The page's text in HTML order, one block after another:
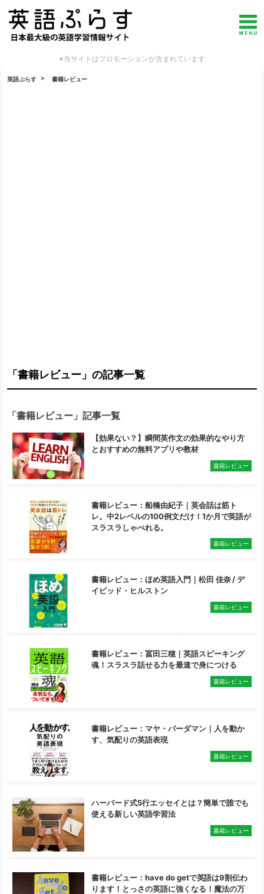
※当サイトはプロモーションが含まれています
英語ぷらす 書籍レビュー
「書籍レビュー」の記事一覧
「書籍レビュー」記事一覧
【効果ない？】瞬間英作文の効果的なやり方
とおすすめの無料アプリや教材
書籍レビュー
書籍レビュー：船橋由紀子｜英会話は筋ト
レ。中2レベルの100例文だけ！1か月で英語が
スラスラしゃべれる。
書籍レビュー
書籍レビュー：ほめ英語入門｜松田 佳奈 / デ
イビッド・ヒルストン
書籍レビュー
書籍レビュー：冨田三穂｜英語スピーキング
魂！スラスラ話せる力を最速で身につける
書籍レビュー
書籍レビュー：マヤ・バーダマン｜人を動か
す、気配りの英語表現
書籍レビュー
ハーバード式5行エッセイとは？簡単で誰でも
使える新しい英語学習法
書籍レビュー
書籍レビュー：have do getで英語は9割伝わ
ります！とっさの英語に強くなる！魔法の万